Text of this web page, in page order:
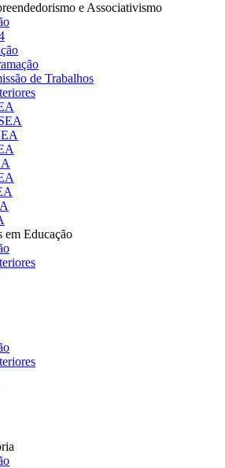
e Associativismo
de Trabalhos
em Educação